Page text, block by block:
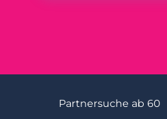
Partnersuche ab 60